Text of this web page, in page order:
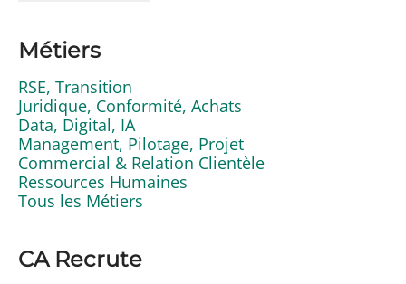
Métiers
RSE, Transition
Juridique, Conformité, Achats
Data, Digital, IA
Management, Pilotage, Projet
Commercial & Relation Clientèle
Ressources Humaines
Tous les Métiers
CA Recrute